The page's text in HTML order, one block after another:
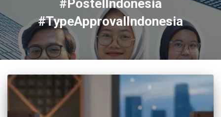
#PostelIndonesia
#TypeApprovalIndonesia